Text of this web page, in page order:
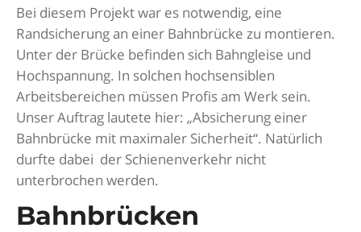
Bei diesem Projekt war es notwendig, eine
Randsicherung an einer Bahnbrücke zu montieren.
Unter der Brücke befinden sich Bahngleise und
Hochspannung. In solchen hochsensiblen
Arbeitsbereichen müssen Profis am Werk sein.
Unser Auftrag lautete hier: „Absicherung einer
Bahnbrücke mit maximaler Sicherheit“. Natürlich
durfte dabei der Schienenverkehr nicht
unterbrochen werden.
Bahnbrücken